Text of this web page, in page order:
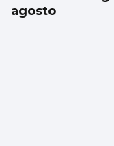
agosto